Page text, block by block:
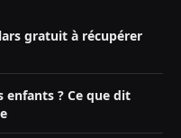
gratuit à récupérer
enfants ? Ce que dit